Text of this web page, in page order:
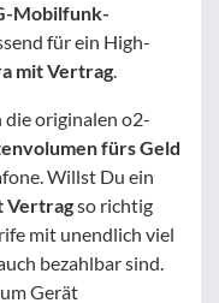
Mobilfunk-
für ein High-
mit Vertrag.
die originalen o2-
fürs Geld
Willst Du ein
Vertragso richtig
mit unendlich viel
bezahlbar sind.
Gerät